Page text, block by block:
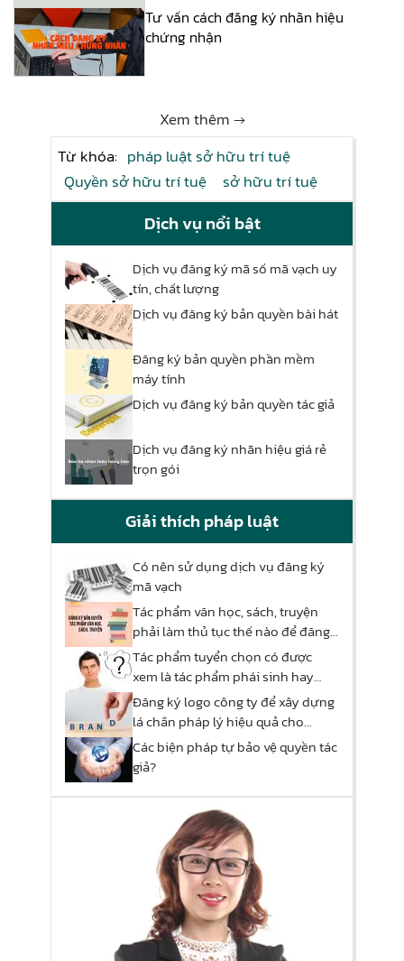
Tư vấn cách đăng ký nhãn hiệu
chứng nhận
Xem thêm →
Từ khóa: pháp luật sở hữu trí tuệ
Quyền sở hữu trí tuệ
sở hữu trí tuệ
Dịch vụ nổi bật
Dịch vụ đăng ký mã số mã vạch uy
tín, chất lượng
Dịch vụ đăng ký bản quyền bài hát
Đăng ký bản quyền phần mềm
máy tính
Dịch vụ đăng ký bản quyền tác giả
Dịch vụ đăng ký nhãn hiệu giá rẻ
trọn gói
Giải thích pháp luật
Có nên sử dụng dịch vụ đăng ký
mã vạch
Tác phẩm văn học, sách, truyện
phải làm thủ tục thế nào để đăng
ký quyền tác giả?
Tác phẩm tuyển chọn có được
xem là tác phẩm phái sinh hay
không?
Đăng ký logo công ty để xây dựng
lá chắn pháp lý hiệu quả cho
thương hiệu
Các biện pháp tự bảo vệ quyền tác
giả?